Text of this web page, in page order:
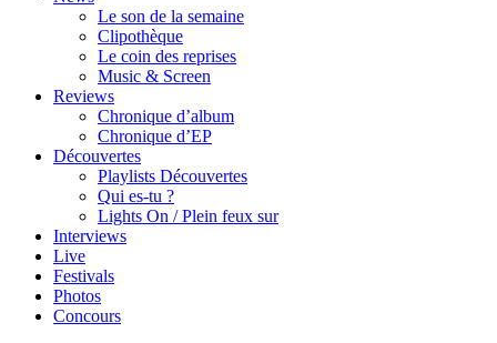
Le son de la semaine
Clipothèque
Le coin des reprises
Music & Screen
Reviews
Chronique d’album
Chronique d’EP
Découvertes
Playlists Découvertes
Qui es-tu ?
Lights On / Plein feux sur
Interviews
Live
Festivals
Photos
Concours